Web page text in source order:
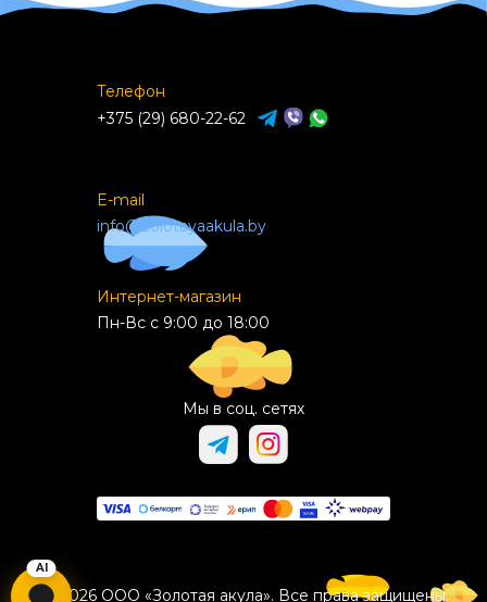
Телефон
+375 (29) 680-22-62
E-mail
info@zolotayaakula.by
Интернет-магазин
Пн-Вс с 9:00 до 18:00
Мы в соц. сетях
© 2026 ООО «Золотая акула». Все права защищены.